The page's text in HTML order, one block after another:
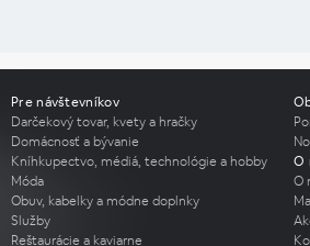
Pre návštevníkov
Darčekový tovar, kvety a hračky
Domácnosť a bývanie
Kníhkupectvo, médiá, technológie a hobby
Móda
Obuv, kabelky a módne doplnky
Služby
Reštaurácie a kaviarne
O
O